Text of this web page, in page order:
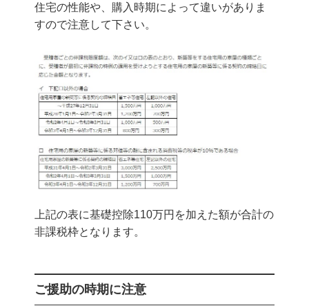
住宅の性能や、購入時期によって違いがありま
すので注意して下さい。
上記の表に基礎控除110万円を加えた額が合計の
非課税枠となります。
ご援助の時期に注意